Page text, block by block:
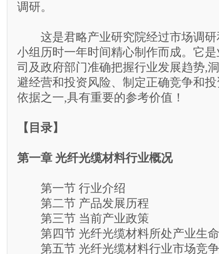
调研。
这是君略产业研究院经过市场调研
小组历时一年时间精心制作而成。它
司及政府部门准确把握行业发展趋势,
避经营和投资风险、制定正确竞争和
依据之一,具有重要的参考价值！
【目录】
第一章 光纤光缆材料行业概况
第一节 行业介绍
第二节 产品发展历程
第三节 当前产业政策
第四节 光纤光缆材料所处产业生
第五节 光纤光缆材料行业市场竞